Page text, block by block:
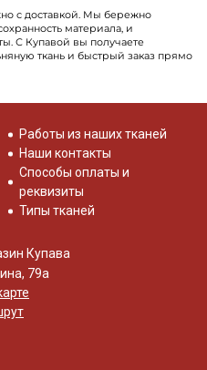
с доставкой. Мы бережно
материала, и
С Купавой вы получаете
ткань и быстрый заказ прямо
Работы из наших тканей
Наши контакты
Способы оплаты и
реквизиты
Типы тканей
Купава
79а